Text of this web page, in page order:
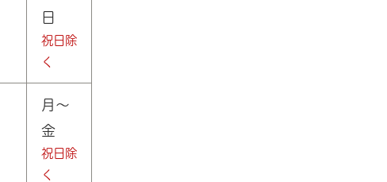
日
祝日除
く
月～
金
祝日除
く